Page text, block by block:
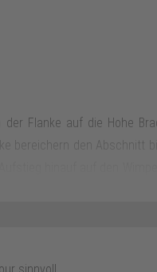
Flanke auf die Hohe
bereichern den Abschnitt
Man